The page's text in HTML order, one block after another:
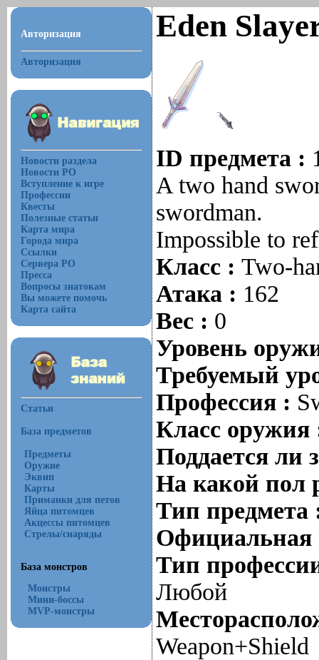
Авторизация
Авторизация
Новости раздела
Новости РО
Вступление к игре
Профессии
Квесты
Полезные статьи
Карта мира
Города мира
Ссылки
Сервера РО
Пресса
Вопросы знатокам
Вы можете помочь
Карта сайта
Статьи
База предметов
Предметы
Оружие
Эквип
Карты
Приманки для петов
Яйца питомцев
Акцессы питомцев
Стрелы/снаряды
База монстров
Монстры
Мини-боссы
MVP-монстры
Eden
ID предмета :
A two hand
swordman.
Impossible to
Класс :Two-
Атака : 162
Вес : 0
Уровень
Требуемый
Профессия :
Класс
Поддается ли
На какой пол
Тип
Тип
Любой
Weapon+Shield